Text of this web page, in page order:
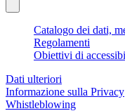
Catalogo dei dati,
Regolamenti
Obiettivi di
Dati ulteriori
Informazione sulla Privacy
Whistleblowing